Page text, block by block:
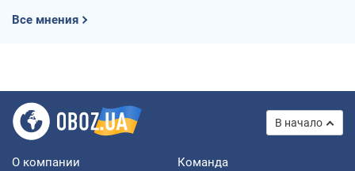
Все мнения
В начало
О компании Команда